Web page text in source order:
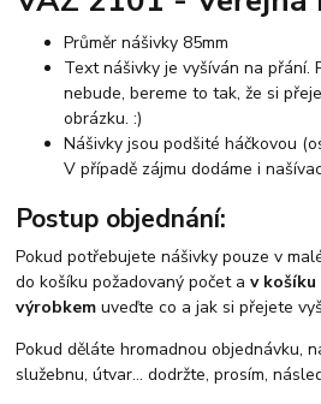
Průměr nášivky 85mm
Text nášivky je vyšíván na přání.
nebude, bereme to tak, že si
obrázku. :)
Nášivky jsou podšité háčkovou
V případě zájmu dodáme i
Postup objednání:
Pokud potřebujete nášivky pouze v
do košíku požadovaný počet av košíku
výrobkemuveďte co a jak si přejete
Pokud děláte hromadnou objednávku,
služebnu, útvar... dodržte, prosím,